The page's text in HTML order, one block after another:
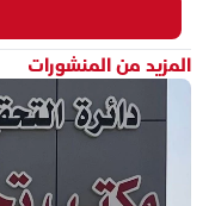
المزيد من المنشورات